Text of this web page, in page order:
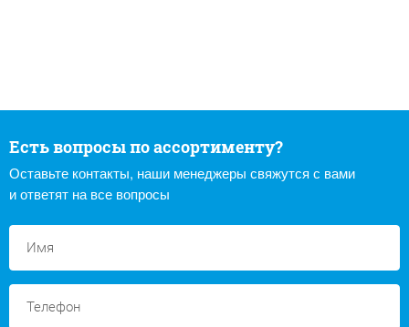
Есть вопросы по ассортименту?
Оставьте контакты, наши менеджеры свяжутся с вами
и ответят на все вопросы